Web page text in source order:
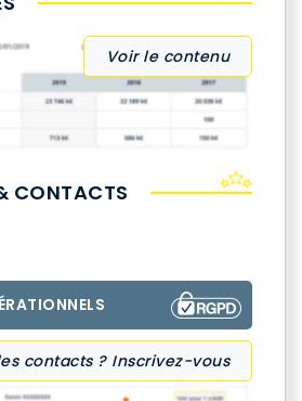
Voir le contenu
CONTACTS
contacts ? Inscrivez-vous